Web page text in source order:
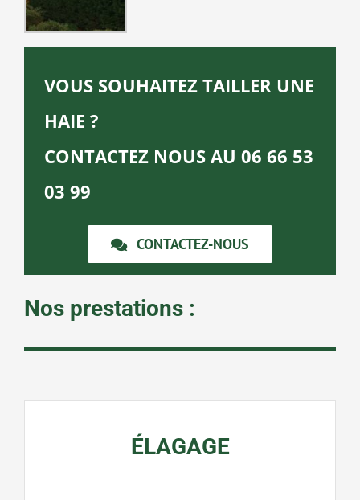
VOUS SOUHAITEZ TAILLER UNE
HAIE ?
CONTACTEZ NOUS AU 06 66 53
03 99
CONTACTEZ-NOUS
Nos prestations :
ÉLAGAGE